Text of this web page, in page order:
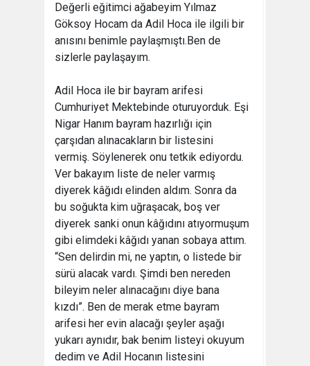
Değerli eğitimci ağabeyim Yılmaz
Göksoy Hocam da Adil Hoca ile ilgili bir
anısını benimle paylaşmıştı.Ben de
sizlerle paylaşayım.
Adil Hoca ile bir bayram arifesi
Cumhuriyet Mektebinde oturuyorduk. Eşi
Nigar Hanım bayram hazırlığı için
çarşıdan alınacakların bir listesini
vermiş. Söylenerek onu tetkik ediyordu.
Ver bakayım liste de neler varmış
diyerek kâğıdı elinden aldım. Sonra da
bu soğukta kim uğraşacak, boş ver
diyerek sanki onun kâğıdını atıyormuşum
gibi elimdeki kâğıdı yanan sobaya attım.
“Sen delirdin mi, ne yaptın, o listede bir
sürü alacak vardı. Şimdi ben nereden
bileyim neler alınacağını diye bana
kızdı”. Ben de merak etme bayram
arifesi her evin alacağı şeyler aşağı
yukarı aynıdır, bak benim listeyi okuyum
dedim ve Adil Hocanın listesini